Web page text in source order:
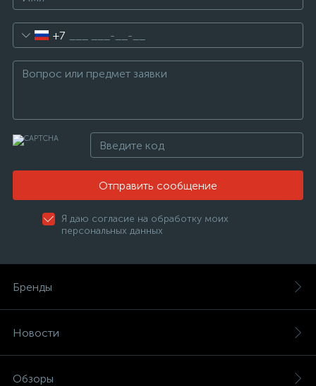
+7
Отправить сообщение
Я даю согласие на обработку моих
персональных данных
Бренды
Новости
Обзоры